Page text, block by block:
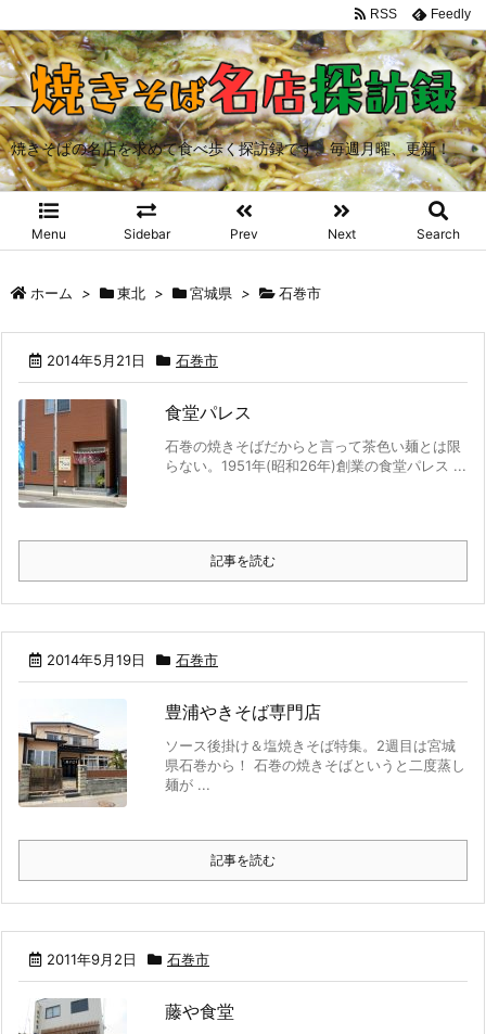
焼きそばの名店を求めて食べ歩く探訪録です。毎週月曜、更新！
Menu Sidebar Prev Next Search
RSS Feedly
ホーム > 東北 > 宮城県 > 石巻市
2014年5月21日 石巻市
食堂パレス
石巻の焼きそばだからと言って茶色い麺とは限
らない。1951年(昭和26年)創業の食堂パレス ...
記事を読む
2014年5月19日 石巻市
豊浦やきそば専門店
ソース後掛け＆塩焼きそば特集。2週目は宮城
県石巻から！ 石巻の焼きそばというと二度蒸し
麺が ...
記事を読む
2011年9月2日 石巻市
藤や食堂